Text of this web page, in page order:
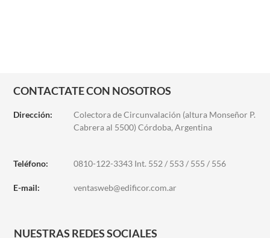
CONTACTATE CON NOSOTROS
Dirección:
Colectora de Circunvalación (altura Monseñor P.
Cabrera al 5500) Córdoba, Argentina
Teléfono: 0810-122-3343 Int. 552 / 553 / 555 / 556
E-mail: ventasweb@edificor.com.ar
NUESTRAS REDES SOCIALES